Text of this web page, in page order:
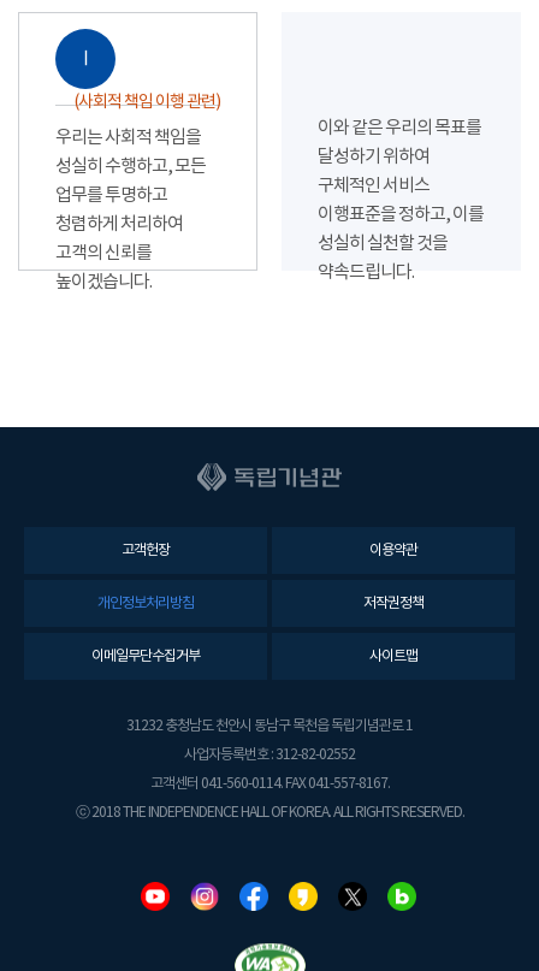
Ⅰ
(사회적 책임 이행 관련)
우리는 사회적 책임을
성실히 수행하고, 모든
업무를 투명하고
청렴하게 처리하여
고객의 신뢰를
높이겠습니다.
이와 같은 우리의 목표를
달성하기 위하여
구체적인 서비스
이행표준을 정하고, 이를
성실히 실천할 것을
약속드립니다.
고객헌장 이용약관
개인정보처리방침 저작권정책
이메일무단수집거부 사이트맵
31232 충청남도 천안시 동남구 목천읍 독립기념관로 1
사업자등록번호 : 312-82-02552
고객센터 041-560-0114. FAX 041-557-8167.
ⓒ 2018 THE INDEPENDENCE HALL OF KOREA. ALL RIGHTS RESERVED.